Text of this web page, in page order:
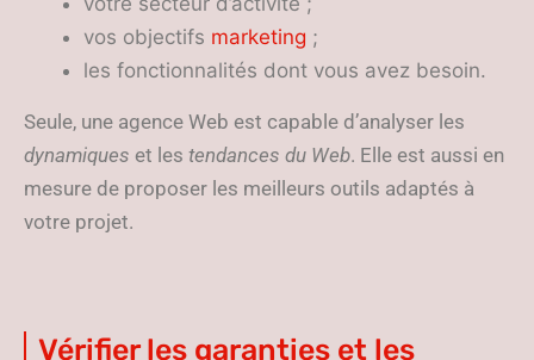
vos objectifs marketing ;
les fonctionnalités dont vous avez besoin.
Seule, une agence Web est capable d’analyser les
dynamiques et les tendances du Web. Elle est aussi en
mesure de proposer les meilleurs outils adaptés à
votre projet.
Vérifier les garanties et les